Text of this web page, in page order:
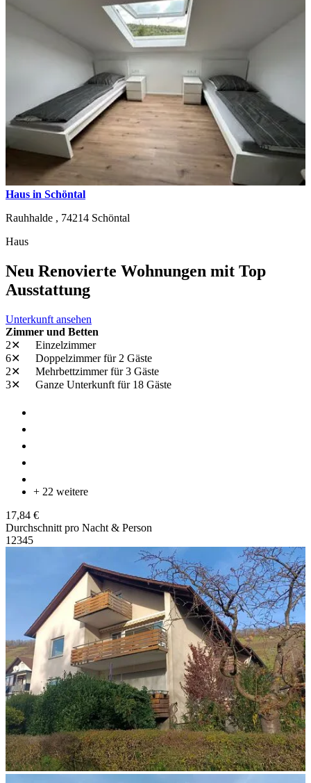
Haus in Schöntal
Rauhhalde , 74214 Schöntal
Haus
Neu Renovierte Wohnungen mit Top
Ausstattung
Unterkunft ansehen
Zimmer und Betten
2✕
Einzelzimmer
6✕
Doppelzimmerfür 2 Gäste
2✕
Mehrbettzimmerfür 3 Gäste
3✕
Ganze Unterkunft für 18 Gäste
+ 22 weitere
17,84 €
Durchschnitt pro Nacht & Person
1 2345